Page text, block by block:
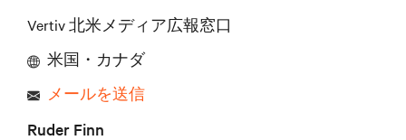
Vertiv 北米メディア広報窓口
米国・カナダ
メールを送信
Ruder Finn